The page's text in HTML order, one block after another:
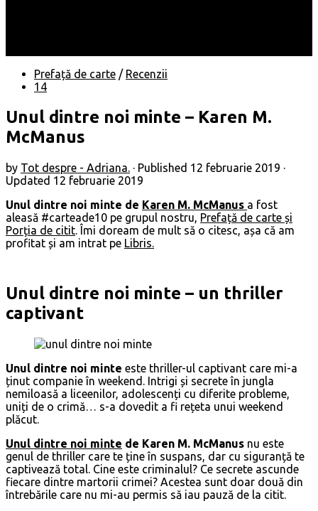
Prefață de carte / Recenzii
14
Unul dintre noi minte – Karen M.
McManus
by Tot despre - Adriana. · Published 12 februarie 2019 ·
Updated 12 februarie 2019
Unul dintre noi minte de Karen M. McManus a fost
aleasă #carteade10 pe grupul nostru, Prefață de carte și
Porția de citit. Îmi doream de mult să o citesc, așa că am
profitat și am intrat pe Libris.
Unul dintre noi minte – un thriller
captivant
Unul dintre noi minte este thriller-ul captivant care mi-a
ținut companie în weekend. Intrigi și secrete în jungla
nemiloasă a liceenilor, adolescenți cu diferite probleme,
uniți de o crimă… s-a dovedit a fi rețeta unui weekend
plăcut.
Unul dintre noi minte de Karen M. McManus nu este
genul de thriller care te ține în suspans, dar cu siguranță te
captivează total. Cine este criminalul? Ce secrete ascunde
fiecare dintre martorii crimei? Acestea sunt doar două din
întrebările care nu mi-au permis să iau pauză de la citit.